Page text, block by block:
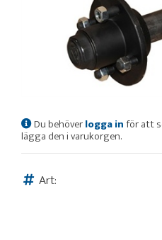
Du behöverlogga inför att
lägga den i varukorgen.
Art: